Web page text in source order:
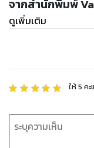
จากสำนักพิมพ์
ดูเพิ่มเติม
ให้5 คะ